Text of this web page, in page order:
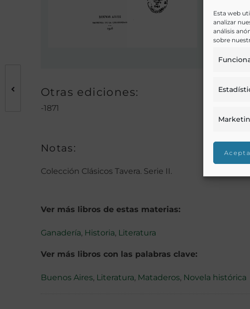
Esta web
analizar
análisis
sobre
Otras ediciones:
-1871
Notas:
Colección Clásicos Tavera. Serie II.
Ver más libros de estas materias:
Ganadería, Historia, Literatura
Ver más libros con las palabras clave:
Buenos Aires, Literatura, Mataderos, Novela histórica